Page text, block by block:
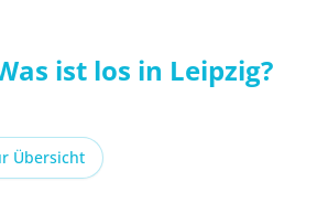
Portal für Events und
ist los in Leipzig?
Übersicht